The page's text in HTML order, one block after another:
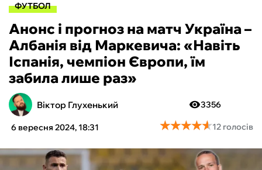
БОКС
ХОКЕЙ
ТЕНІС
КІБЕРСПОРТ
ФУТБОЛ
Анонс і прогноз на матч Україна –
Албанія від Маркевича: «Навіть
Іспанія, чемпіон Європи, їм
забила лише раз»
Віктор Глухенький
6 вересня 2024, 18:31
3356
★★★★★
★★★★★12 голосів